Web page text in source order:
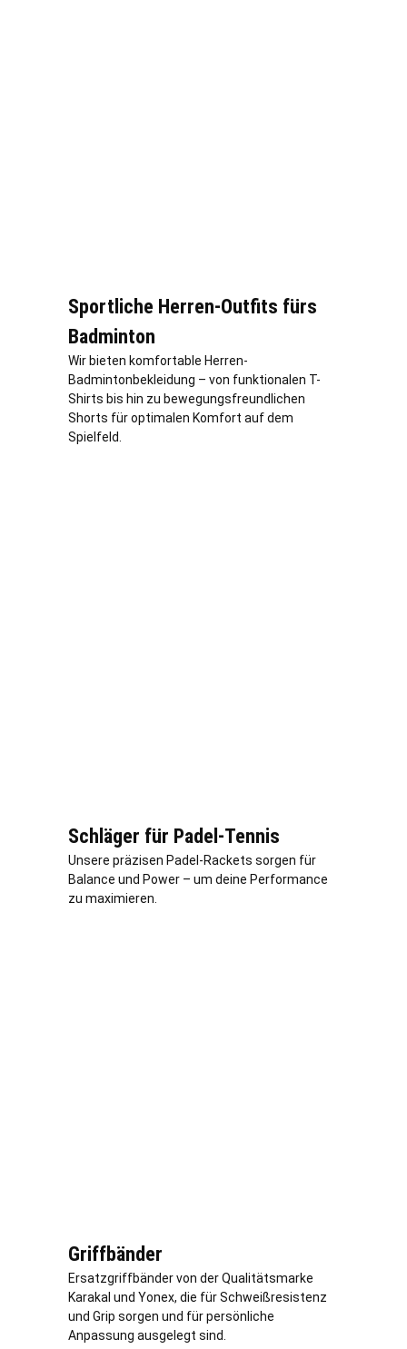
Sportliche Herren-Outfits fürs
Badminton
Wir bieten komfortable Herren-
Badmintonbekleidung – von funktionalen T-
Shirts bis hin zu bewegungsfreundlichen
Shorts für optimalen Komfort auf dem
Spielfeld.
Schläger für Padel-Tennis
Unsere präzisen Padel-Rackets sorgen für
Balance und Power – um deine Performance
zu maximieren.
Griffbänder
Ersatzgriffbänder von der Qualitätsmarke
Karakal und Yonex, die für Schweißresistenz
und Grip sorgen und für persönliche
Anpassung ausgelegt sind.